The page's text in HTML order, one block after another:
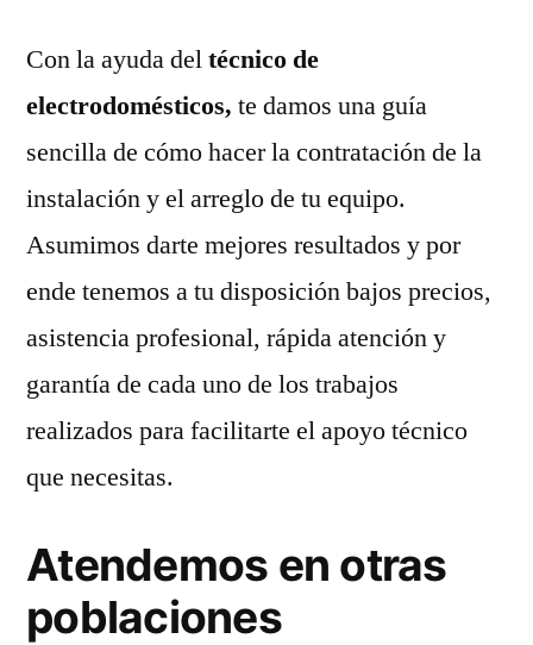
Con la ayuda deltécnico de
electrodomésticos, te damos una guía
sencilla de cómo hacer la contratación de la
instalación y el arreglo de tu equipo.
Asumimos darte mejores resultados y por
ende tenemos a tu disposición bajos precios,
asistencia profesional, rápida atención y
garantía de cada uno de los trabajos
realizados para facilitarte el apoyo técnico
que necesitas.
Atendemos en otras
poblaciones